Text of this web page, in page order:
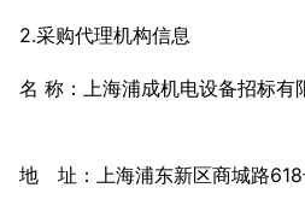
2.采购代理机构信息
名 称：上海浦成机电
地 址：上海浦东新区商城